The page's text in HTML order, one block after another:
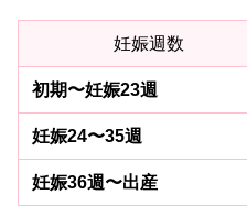
妊娠週数
初期〜妊娠23週
妊娠24〜35週
妊娠36週〜出産